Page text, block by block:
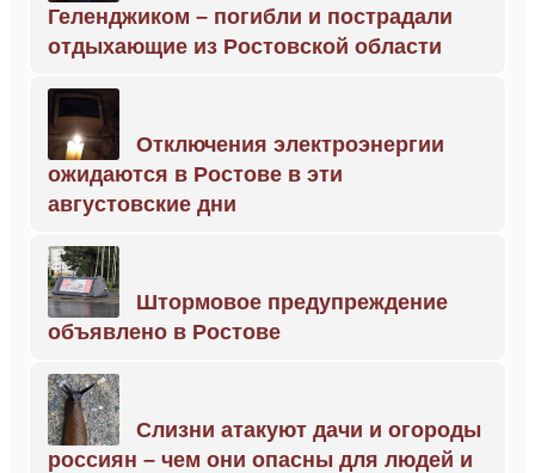
Геленджиком – погибли и пострадали
отдыхающие из Ростовской области
Отключения электроэнергии
ожидаются в Ростове в эти
августовские дни
Штормовое предупреждение
объявлено в Ростове
Слизни атакуют дачи и огороды
россиян – чем они опасны для людей и